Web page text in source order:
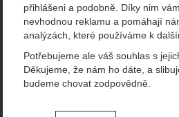
přihlášeni a podobně. Díky nim
nevhodnou reklamu a pomáhají
analýzách, které používáme k
Potřebujeme ale váš souhlas s
Děkujeme, že nám ho dáte, a
budeme chovat zodpovědně.
Nastavení souhlasů s
Fotografie